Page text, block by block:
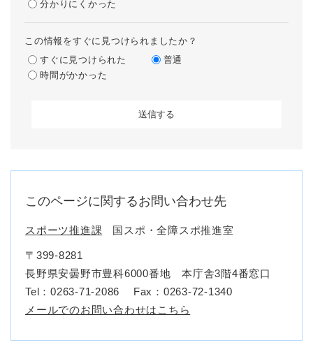
分かりにくかった
この情報をすぐに見つけられましたか？
すぐに見つけられた
普通
時間がかかった
このページに関するお問い合わせ先
スポーツ推進課 国スポ・全障スポ推進室
〒399-8281
長野県安曇野市豊科6000番地 本庁舎3階4番窓口
Tel：0263-71-2086
Fax：0263-72-1340
メールでのお問い合わせはこちら